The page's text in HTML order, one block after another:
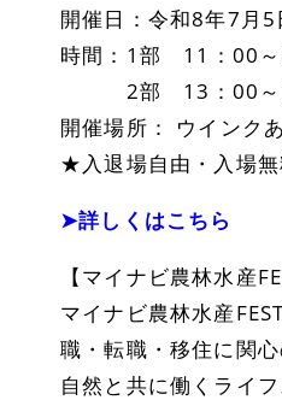
開催日：令和8年7月5
時間：1部 11：00
2部 13：00～15
開催場所： ウインク
★入退場自由・入場
➤詳しくはこちら
【マイナビ農林水産
マイナビ農林水産
職・転職・移住に関
自然と共に働くライ